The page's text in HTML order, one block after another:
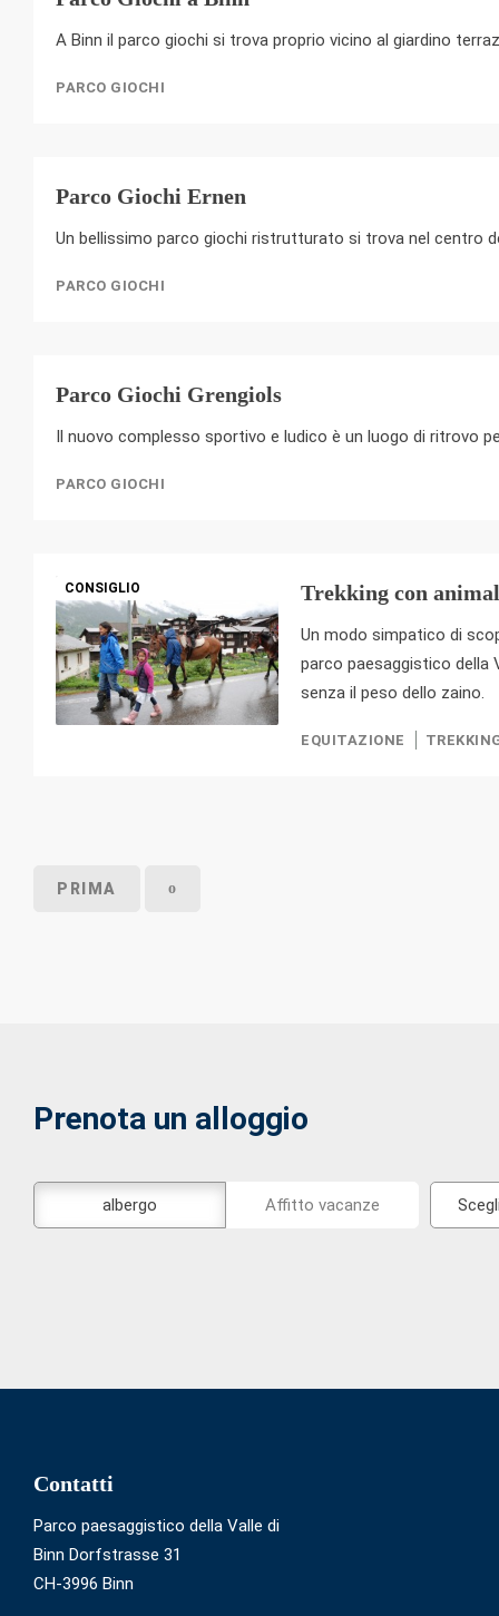
A Binn il parco giochi si trova proprio vicino al giardino
PARCO GIOCHI
Parco Giochi Ernen
Un bellissimo parco giochi ristrutturato si trova nel centro
PARCO GIOCHI
Parco Giochi Grengiols
Il nuovo complesso sportivo e ludico è un luogo di ritrovo
PARCO GIOCHI
CONSIGLIO Trekking con
Un modo simpatico di
parco paesaggistico della
senza il peso dello zaino.
EQUITAZIONE
PRIMA o
Prenota un alloggio
strumento
albergo Affitto vacanze
Scegli
la
Footer
Contatti
Parco paesaggistico della Valle di
Binn Dorfstrasse 31
CH-3996 Binn